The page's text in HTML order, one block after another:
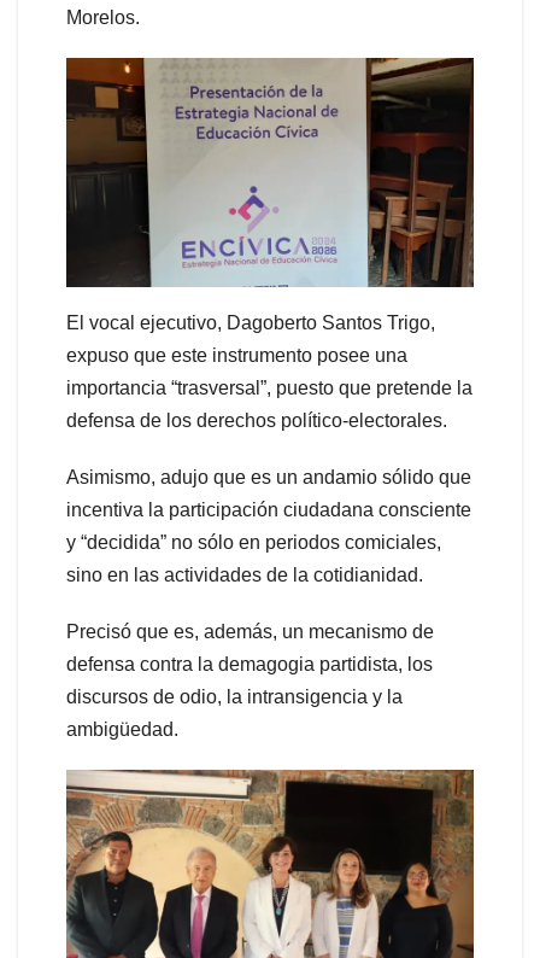
Morelos.
El vocal ejecutivo, Dagoberto Santos Trigo,
expuso que este instrumento posee una
importancia “trasversal”, puesto que pretende la
defensa de los derechos político-electorales.
Asimismo, adujo que es un andamio sólido que
incentiva la participación ciudadana consciente
y “decidida” no sólo en periodos comiciales,
sino en las actividades de la cotidianidad.
Precisó que es, además, un mecanismo de
defensa contra la demagogia partidista, los
discursos de odio, la intransigencia y la
ambigüedad.